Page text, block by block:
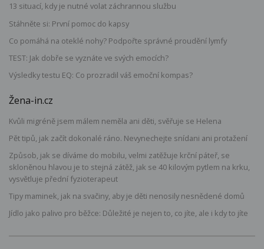
13 situací, kdy je nutné volat záchrannou službu
Stáhněte si: První pomoc do kapsy
Co pomáhá na oteklé nohy? Podpořte správné proudění lymfy
TEST: Jak dobře se vyznáte ve svých emocích?
Výsledky testu EQ: Co prozradil váš emoční kompas?
Žena-in.cz
Kvůli migréně jsem málem neměla ani děti, svěřuje se Helena
Pět tipů, jak začít dokonalé ráno. Nevynechejte snídani ani protažení
Způsob, jak se díváme do mobilu, velmi zatěžuje krční páteř, se
skloněnou hlavou je to stejná zátěž, jak se 40 kilovým pytlem na krku,
vysvětluje přední fyzioterapeut
Tipy maminek, jak na svačiny, aby je děti nenosily nesnědené domů
Jídlo jako palivo pro běžce: Důležité je nejen to, co jíte, ale i kdy to jíte